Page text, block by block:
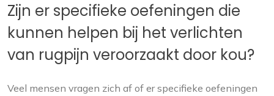
Zijn er specifieke oefeningen die
kunnen helpen bij het verlichten
van rugpijn veroorzaakt door kou?
Veel mensen vragen zich af of er specifieke oefeningen